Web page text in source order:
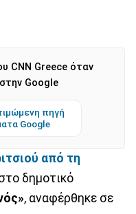
CNN Greece όταν
Google
πηγή
Google
από τη
δημοτικό
, αναφέρθηκε σε